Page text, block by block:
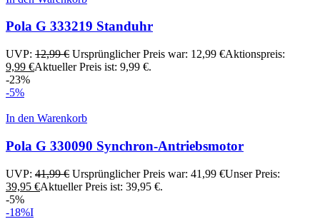
Pola G 333219 Standuhr
UVP: 12,99€ Ursprünglicher Preis war: 12,99 €Aktionspreis:
9,99 €Aktueller Preis ist: 9,99 €.
-23%
-5%
In den Warenkorb
Pola G 330090 Synchron-Antriebsmotor
UVP: 41,99€ Ursprünglicher Preis war: 41,99 €Unser Preis:
39,95 €Aktueller Preis ist: 39,95 €.
-5%
-18%I